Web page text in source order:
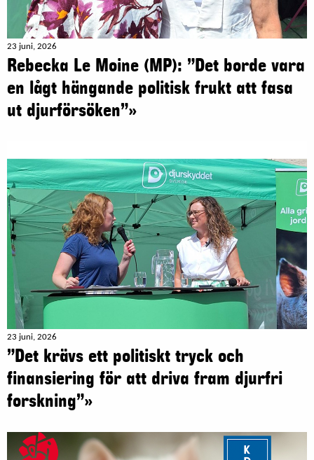
23 juni, 2026
Rebecka Le Moine (MP): ”Det borde vara
en lågt hängande politisk frukt att fasa
ut djurförsöken”»
23 juni, 2026
”Det krävs ett politiskt tryck och
finansiering för att driva fram djurfri
forskning”»